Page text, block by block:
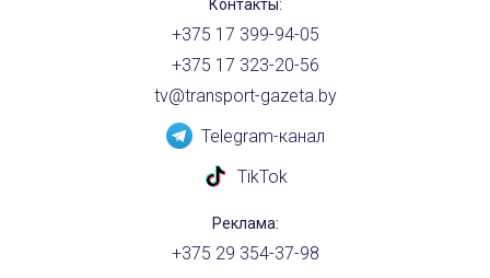
Контакты:
+375 17 399-94-05
+375 17 323-20-56
tv@transport-gazeta.by
Telegram-канал
TikTok
Реклама:
+375 29 354-37-98